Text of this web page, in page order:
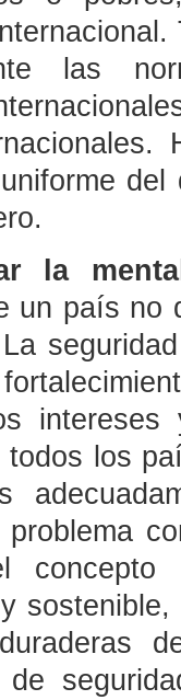
las
la
un país no
intereses
todos los
concepto
de